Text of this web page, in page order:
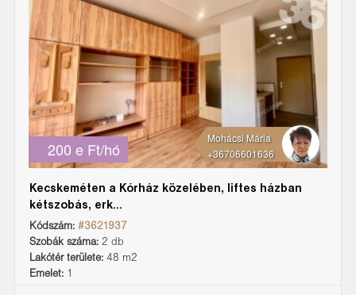
200 e Ft/hó
Mohácsi Mária
+36706601636
Kecskeméten a Kórház közelében, liftes házban
kétszobás, erk...
Kódszám: #3621937
Szobák száma: 2 db
Lakótér területe: 48 m2
Emelet: 1